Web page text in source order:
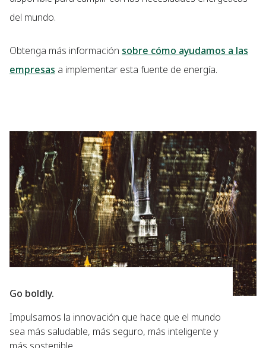
del mundo.
Obtenga más información sobre cómo ayudamos a las
empresas a implementar esta fuente de energía.
Go boldly.
Impulsamos la innovación que hace que el mundo
sea más saludable, más seguro, más inteligente y